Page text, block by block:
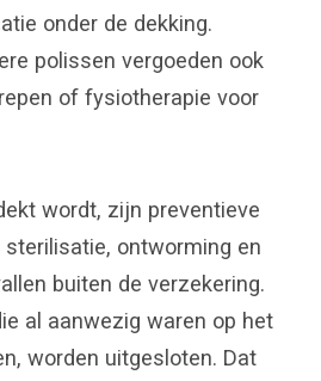
onder de dekking.
polissen vergoeden ook
of fysiotherapie voor
wordt, zijn preventieve
ontworming en
buiten de verzekering.
al aanwezig waren op het
worden uitgesloten. Dat